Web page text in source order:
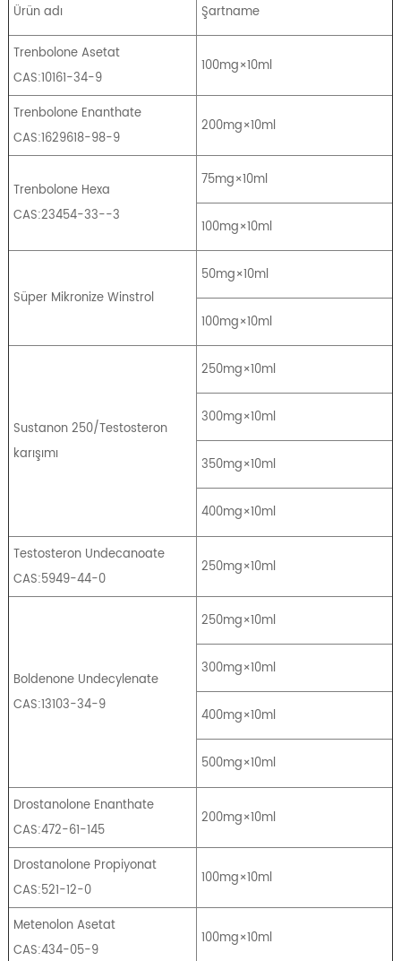
Ürün adı Şartname
Trenbolone Asetat
CAS:10161-34-9
100mg×10ml
Trenbolone Enanthate
CAS:1629618-98-9
200mg×10ml
Trenbolone Hexa
CAS:23454-33--3
75mg×10ml
100mg×10ml
Süper Mikronize Winstrol
50mg×10ml
100mg×10ml
Sustanon 250/Testosteron
karışımı
250mg×10ml
300mg×10ml
350mg×10ml
400mg×10ml
Testosteron Undecanoate
CAS:5949-44-0
250mg×10ml
Boldenone Undecylenate
CAS:13103-34-9
250mg×10ml
300mg×10ml
400mg×10ml
500mg×10ml
Drostanolone Enanthate
CAS:472-61-145
200mg×10ml
Drostanolone Propiyonat
CAS:521-12-0
100mg×10ml
Metenolon Asetat
CAS:434-05-9
100mg×10ml